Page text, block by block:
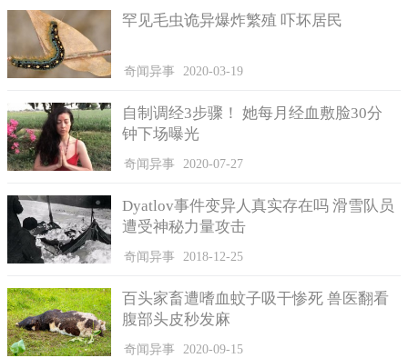
不久后，拉里萨收到了未婚夫离世的噩耗。她说救援队在经
过一个半小时的搜救后，终于将他的遗体打捞了起来。
罕见毛虫诡异爆炸繁殖 吓坏居民
奇闻异事 2020-03-19
自制调经3步骤！ 她每月经血敷脸30分
钟下场曝光
奇闻异事 2020-07-27
Dyatlov事件变异人真实存在吗 滑雪队员
遭受神秘力量攻击
奇闻异事 2018-12-25
百头家畜遭嗜血蚊子吸干惨死 兽医翻看
腹部头皮秒发麻
奇闻异事 2020-09-15